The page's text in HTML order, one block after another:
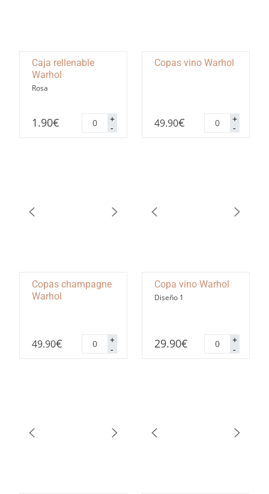
Caja rellenable
Warhol
Rosa
1.90€ -
Caja
rellenable
Warhol
+
Copas vino Warhol
49.90€ -
Copas
vino
Warhol
+
Copas champagne
Warhol
49.90€ -
Copas
champagne
Warhol
+
Copa vino Warhol
Diseño 1
29.90€ -
Copa
vino
Warhol
+